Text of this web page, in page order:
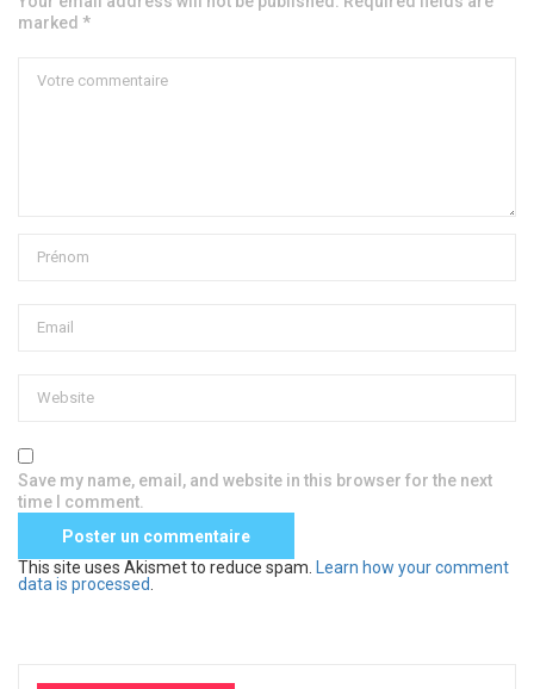
marked *
Save my name, email, and website in this browser for the next
time I comment.
This site uses Akismet to reduce spam.
Learn how your comment
data is processed